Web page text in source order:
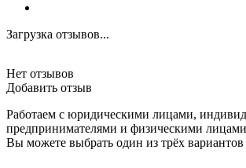
Загрузка отзывов...
Нет отзывов
Добавить отзыв
Работаем с юридическими лицами,
предпринимателями и физическими
Вы можете выбрать один из трёх